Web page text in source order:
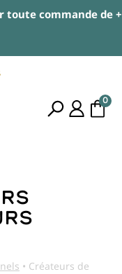
toute commande de +
0
• Créateurs de